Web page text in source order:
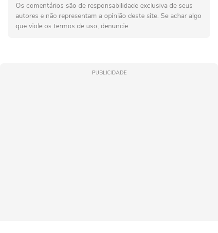
Os comentários são de responsabilidade exclusiva de seus
autores e não representam a opinião deste site. Se achar algo
que viole os termos de uso, denuncie.
PUBLICIDADE